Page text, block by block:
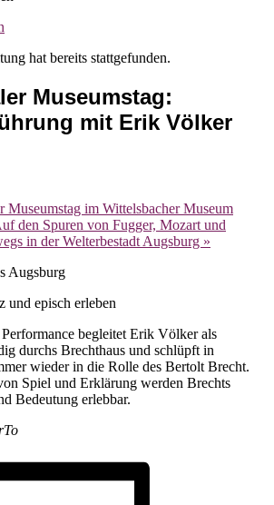
hat bereits stattgefunden.
Museumstag:
mit Erik Völker
Museumstag im Wittelsbacher Museum
den Spuren von Fugger, Mozart und
in der Welterbestadt Augsburg »
und episch erleben
begleitet Erik Völker als
durchs Brechthaus und schlüpft in
wieder in die Rolle des Bertolt Brecht.
Spiel und Erklärung werden Brechts
Bedeutung erlebbar.